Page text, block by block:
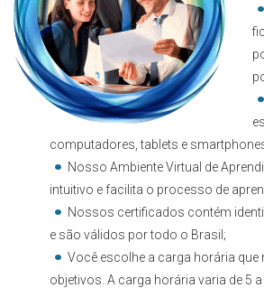
computadores, tablets e
Nosso Ambiente Virtual de
intuitivo e facilita o processo de
Nossos certificados contém
e são válidos por todo o Brasil;
Você escolhe a carga horária que
objetivos. A carga horária varia de 5